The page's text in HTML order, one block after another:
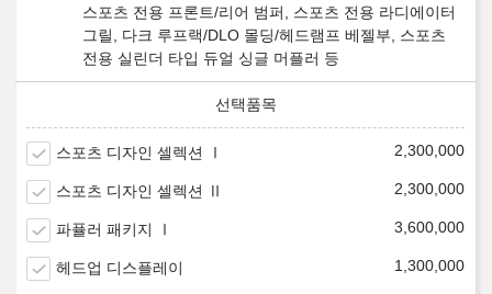
스포츠 전용 프론트/리어 범퍼, 스포츠 전용 라디에이터
그릴, 다크 루프랙/DLO 몰딩/헤드램프 베젤부, 스포츠
전용 실린더 타입 듀얼 싱글 머플러 등
스포츠 디자인 셀렉션 Ⅰ 2,300,000
스포츠 디자인 셀렉션 Ⅱ 2,300,000
파퓰러 패키지 Ⅰ 3,600,000
헤드업 디스플레이 1,300,000